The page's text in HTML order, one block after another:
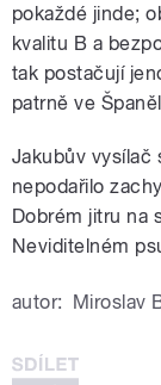
pokaždé jinde;
kvalitu B a
tak postačují
patrně ve
Jakubův vysílač
nepodařilo
Dobrém jitru na
Neviditelném
autor: Miroslav